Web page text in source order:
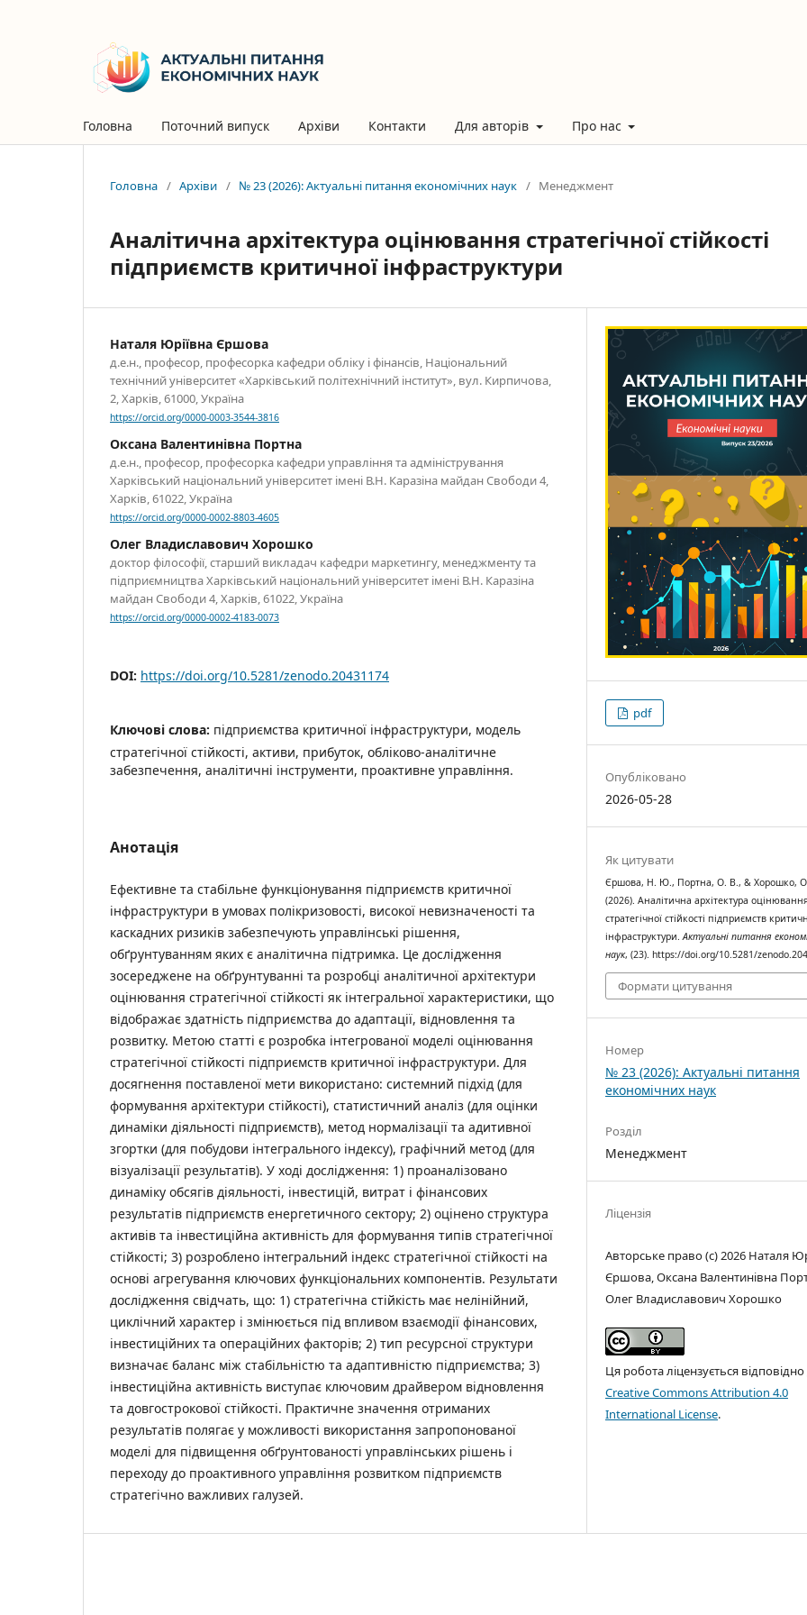
Головна Поточний випуск Архіви Контакти Для авторів Про нас
Головна / Архіви / № 23 (2026): Актуальні питання економічних наук / Менеджмент
Аналітична архітектура оцінювання стратегічної стійкості
підприємств критичної інфраструктури
Наталя Юріївна Єршова
д.е.н., професор, професорка кафедри обліку і фінансів, Національний
технічний університет «Харківський політехнічний інститут», вул. Кирпичова,
2, Харків, 61000, Україна
https://orcid.org/0000-0003-3544-3816
Оксана Валентинівна Портна
д.е.н., професор, професорка кафедри управління та адміністрування
Харківський національний університет імені В.Н. Каразіна майдан Свободи 4,
Харків, 61022, Україна
https://orcid.org/0000-0002-8803-4605
Олег Владиславович Хорошко
доктор філософії, старший викладач кафедри маркетингу, менеджменту та
підприємництва Харківський національний університет імені В.Н. Каразіна
майдан Свободи 4, Харків, 61022, Україна
https://orcid.org/0000-0002-4183-0073
DOI: https://doi.org/10.5281/zenodo.20431174
Ключові слова: підприємства критичної інфраструктури, модель
стратегічної стійкості, активи, прибуток, обліково-аналітичне
забезпечення, аналітичні інструменти, проактивне управління.
Анотація
Ефективне та стабільне функціонування підприємств критичної
інфраструктури в умовах полікризовості, високої невизначеності та
каскадних ризиків забезпечують управлінські рішення,
обґрунтуванням яких є аналітична підтримка. Це дослідження
зосереджене на обґрунтуванні та розробці аналітичної архітектури
оцінювання стратегічної стійкості як інтегральної характеристики, що
відображає здатність підприємства до адаптації, відновлення та
розвитку. Метою статті є розробка інтегрованої моделі оцінювання
стратегічної стійкості підприємств критичної інфраструктури. Для
досягнення поставленої мети використано: системний підхід (для
формування архітектури стійкості), статистичний аналіз (для оцінки
динаміки діяльності підприємств), метод нормалізації та адитивної
згортки (для побудови інтегрального індексу), графічний метод (для
візуалізації результатів). У ході дослідження: 1) проаналізовано
динаміку обсягів діяльності, інвестицій, витрат і фінансових
результатів підприємств енергетичного сектору; 2) оцінено структура
активів та інвестиційна активність для формування типів стратегічної
стійкості; 3) розроблено інтегральний індекс стратегічної стійкості на
основі агрегування ключових функціональних компонентів. Результати
дослідження свідчать, що: 1) стратегічна стійкість має нелінійний,
циклічний характер і змінюється під впливом взаємодії фінансових,
інвестиційних та операційних факторів; 2) тип ресурсної структури
визначає баланс між стабільністю та адаптивністю підприємства; 3)
інвестиційна активність виступає ключовим драйвером відновлення
та довгострокової стійкості. Практичне значення отриманих
результатів полягає у можливості використання запропонованої
моделі для підвищення обґрунтованості управлінських рішень і
переходу до проактивного управління розвитком підприємств
стратегічно важливих галузей.
pdf
Опубліковано
2026-05-28
Як цитувати
Єршова, Н. Ю., Портна, О. В., & Хорошко,
(2026). Аналітична архітектура оцінювання
стратегічної стійкості підприємств
інфраструктури.Актуальні питання
наук, (23). https://doi.org/10.5281/
Формати цитування
Номер
№ 23 (2026): Актуальні питання
економічних наук
Розділ
Менеджмент
Ліцензія
Авторське право (c) 2026 Наталя
Єршова, Оксана Валентинівна
Олег Владиславович Хорошко
Ця робота ліцензується
Creative Commons Attribution 4.0
International License.